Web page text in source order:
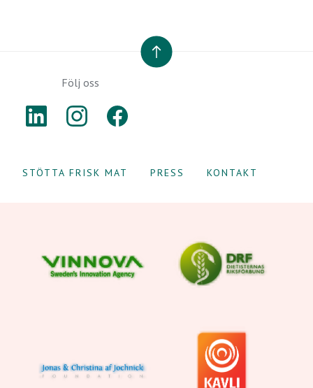
TILL TOPPEN
Följ oss
LINKEDININSTAGRAM
STÖTTA FRISK MAT PRESS KONTAKT